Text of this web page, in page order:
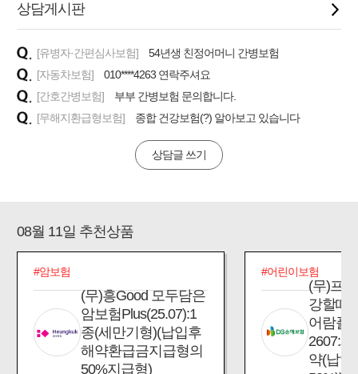
#무해지 건강보험
#바뀌기전에 4세대 가입
상담게시판
[유병자·간편심사보험]
54년생 친정어머니 간병보험
[자동차보험]
010****4263 연락주셔요
[간호간병보험]
부부 간병보험 문의합니다.
[무해지환급형보험]
종합 건강보험(?) 알아보고 있습니다
상담글 쓰기
08월 11일 추천상품
#암보험
(무)흥Good 모두담은
암보험Plus(25.07):1
종(세만기형)(납입후
해약환급금지급형의
50%지급형)
#어린이보험
(무)프
강할때
어람플
2607:
약(납입